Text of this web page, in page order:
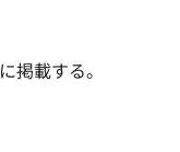
掲載する。